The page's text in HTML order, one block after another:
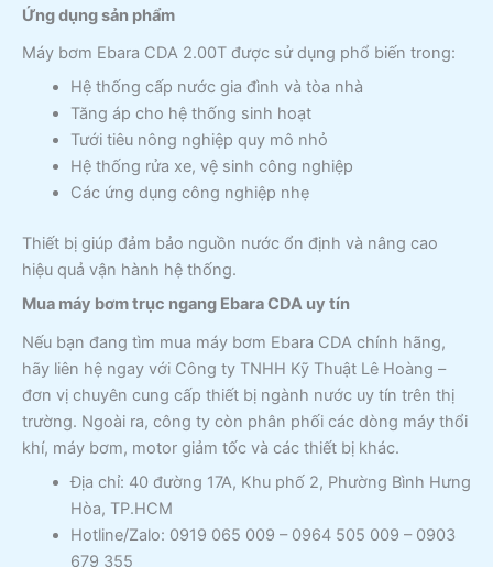
Ứng dụng sản phẩm
Máy bơm Ebara CDA 2.00T được sử dụng phổ biến trong:
Hệ thống cấp nước gia đình và tòa nhà
Tăng áp cho hệ thống sinh hoạt
Tưới tiêu nông nghiệp quy mô nhỏ
Hệ thống rửa xe, vệ sinh công nghiệp
Các ứng dụng công nghiệp nhẹ
Thiết bị giúp đảm bảo nguồn nước ổn định và nâng cao
hiệu quả vận hành hệ thống.
Mua máy bơm trục ngang Ebara CDA uy tín
Nếu bạn đang tìm mua máy bơm Ebara CDA chính hãng,
hãy liên hệ ngay với Công ty TNHH Kỹ Thuật Lê Hoàng –
đơn vị chuyên cung cấp thiết bị ngành nước uy tín trên thị
trường. Ngoài ra, công ty còn phân phối các dòng máy thổi
khí, máy bơm, motor giảm tốc và các thiết bị khác.
Địa chỉ: 40 đường 17A, Khu phố 2, Phường Bình Hưng
Hòa, TP.HCM
Hotline/Zalo: 0919 065 009 – 0964 505 009 – 0903
679 355